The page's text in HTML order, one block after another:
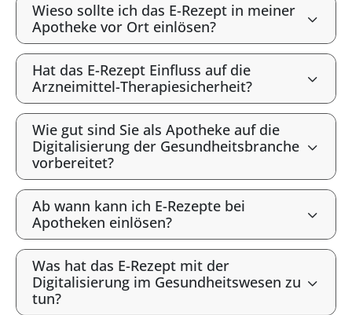
Wieso sollte ich das E-Rezept in meiner
Apotheke vor Ort einlösen?
Hat das E-Rezept Einfluss auf die
Arzneimittel-Therapiesicherheit?
Wie gut sind Sie als Apotheke auf die
Digitalisierung der Gesundheitsbranche
vorbereitet?
Ab wann kann ich E-Rezepte bei
Apotheken einlösen?
Was hat das E-Rezept mit der
Digitalisierung im Gesundheitswesen zu
tun?